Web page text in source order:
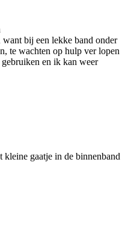
bij een lekke band onder
te wachten op hulp ver lopen
en ik kan weer
kleine gaatje in de binnenband